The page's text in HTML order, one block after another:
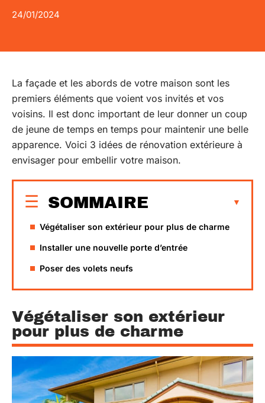
24/01/2024
La façade et les abords de votre maison sont les
premiers éléments que voient vos invités et vos
voisins. Il est donc important de leur donner un coup
de jeune de temps en temps pour maintenir une belle
apparence. Voici 3 idées de rénovation extérieure à
envisager pour embellir votre maison.
SOMMAIRE
Végétaliser son extérieur pour plus de charme
Installer une nouvelle porte d’entrée
Poser des volets neufs
Végétaliser son extérieur
pour plus de charme